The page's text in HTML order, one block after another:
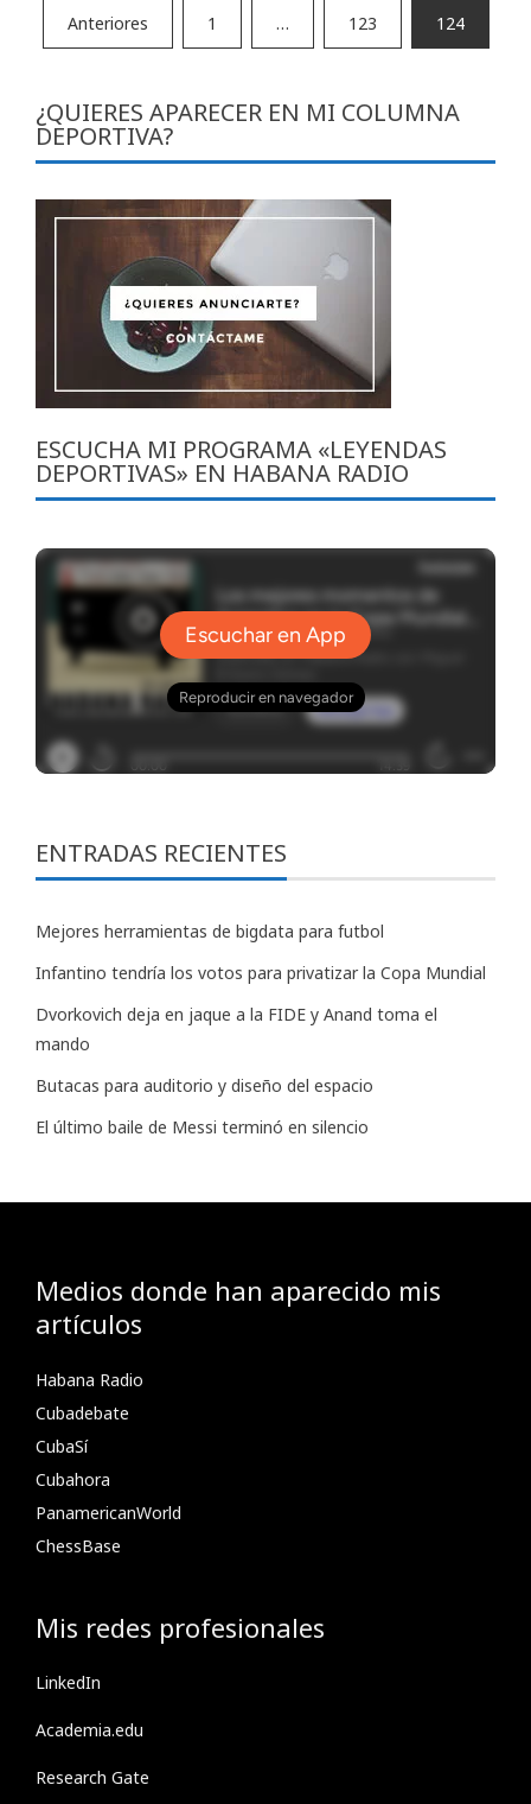
Paginación
de
entradas
Anteriores 1 … 123 124
¿QUIERES APARECER EN MI COLUMNA
DEPORTIVA?
ESCUCHA MI PROGRAMA «LEYENDAS
DEPORTIVAS» EN HABANA RADIO
ENTRADAS RECIENTES
Mejores herramientas de bigdata para futbol
Infantino tendría los votos para privatizar la Copa Mundial
Dvorkovich deja en jaque a la FIDE y Anand toma el
mando
Butacas para auditorio y diseño del espacio
El último baile de Messi terminó en silencio
Medios donde han aparecido mis
artículos
Habana Radio
Cubadebate
CubaSí
Cubahora
PanamericanWorld
ChessBase
Mis redes profesionales
LinkedIn
Academia.edu
Research Gate